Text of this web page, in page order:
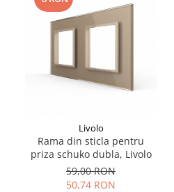
Livolo
Rama din sticla pentru
priza schuko dubla, Livolo
59,00 RON
50,74 RON